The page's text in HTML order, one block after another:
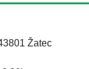
Žatec